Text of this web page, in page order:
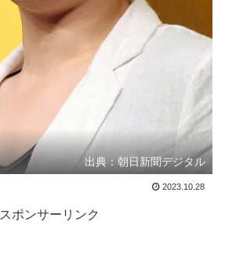
出典：朝日新聞デジタル
2023.10.28
スポンサーリンク